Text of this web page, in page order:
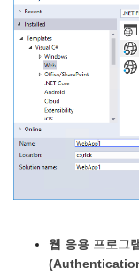
웹 응용 프로그